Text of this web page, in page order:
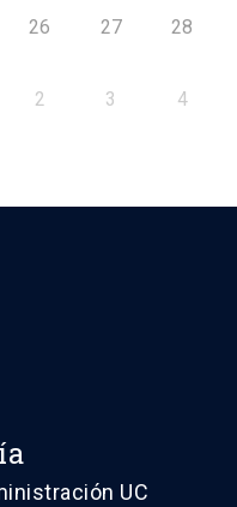
26 27 28
2 3 4
UC